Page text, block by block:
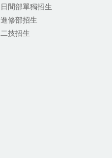
日間部單獨招生
進修部招生
二技招生